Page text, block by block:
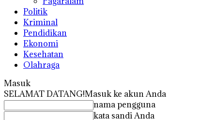
Politik
Kriminal
Pendidikan
Ekonomi
Kesehatan
Olahraga
Masuk
SELAMAT DATANG!Masuk ke akun Anda
nama pengguna
kata sandi Anda